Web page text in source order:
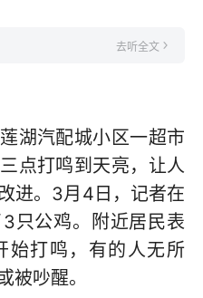
去听全文
湖汽配城小区一超市
点打鸣到天亮，让人
进。3月4日，记者在
只公鸡。附近居民表
始打鸣，有的人无所
被吵醒。